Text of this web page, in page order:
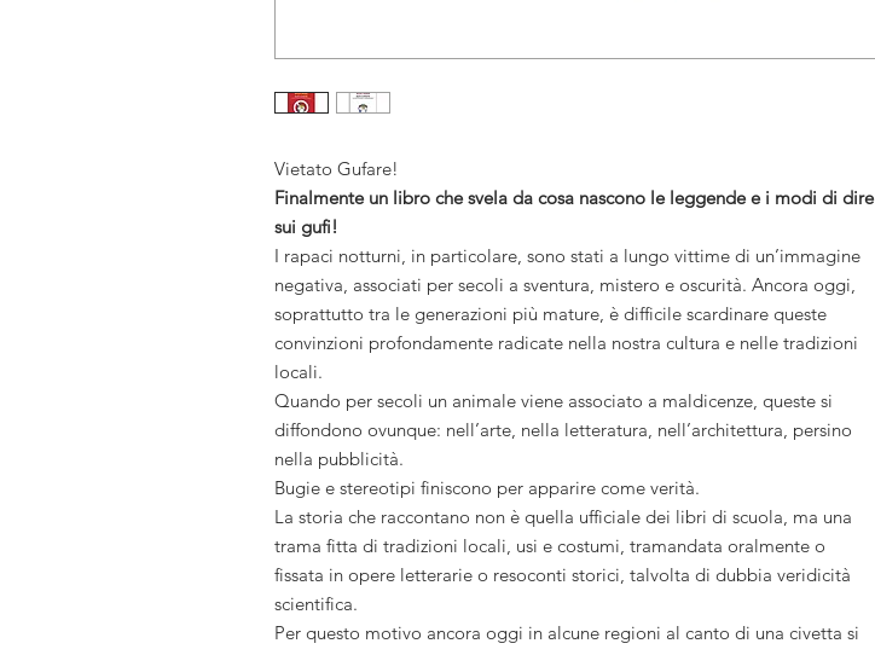
Vietato Gufare!
Finalmente un libro che svela da cosa nascono le leggende e i modi di dire
sui gufi!
I rapaci notturni, in particolare, sono stati a lungo vittime di un’immagine
negativa, associati per secoli a sventura, mistero e oscurità. Ancora oggi,
soprattutto tra le generazioni più mature, è difficile scardinare queste
convinzioni profondamente radicate nella nostra cultura e nelle tradizioni
locali.
Quando per secoli un animale viene associato a maldicenze, queste si
diffondono ovunque: nell’arte, nella letteratura, nell’architettura, persino
nella pubblicità.
Bugie e stereotipi finiscono per apparire come verità.
La storia che raccontano non è quella ufficiale dei libri di scuola, ma una
trama fitta di tradizioni locali, usi e costumi, tramandata oralmente o
fissata in opere letterarie o resoconti storici, talvolta di dubbia veridicità
scientifica.
Per questo motivo ancora oggi in alcune regioni al canto di una civetta si